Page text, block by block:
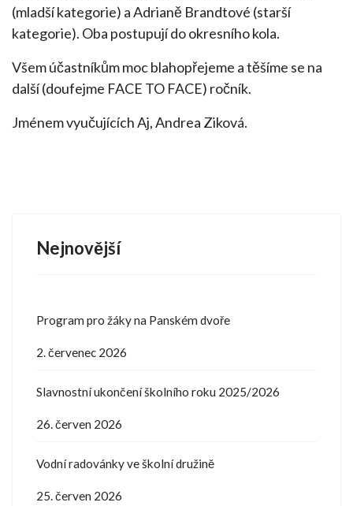
(mladší kategorie) a Adrianě Brandtové (starší
kategorie). Oba postupují do okresního kola.
Všem účastníkům moc blahopřejeme a těšíme se na
další (doufejme FACE TO FACE) ročník.
Jménem vyučujících Aj, Andrea Ziková.
Nejnovější
Program pro žáky na Panském dvoře
2. červenec 2026
Slavnostní ukončení školního roku 2025/2026
26. červen 2026
Vodní radovánky ve školní družině
25. červen 2026